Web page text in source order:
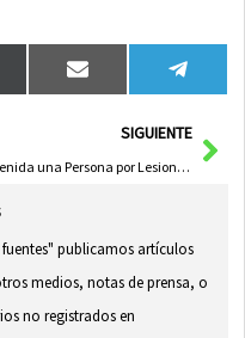
Compartir
en
Email
en
SIGUIENTE
Detenida una Persona por Lesiones en la Calle Segóbriga de Cuenca
fuentes" publicamos artículos
medios, notas de prensa, o
no registrados en